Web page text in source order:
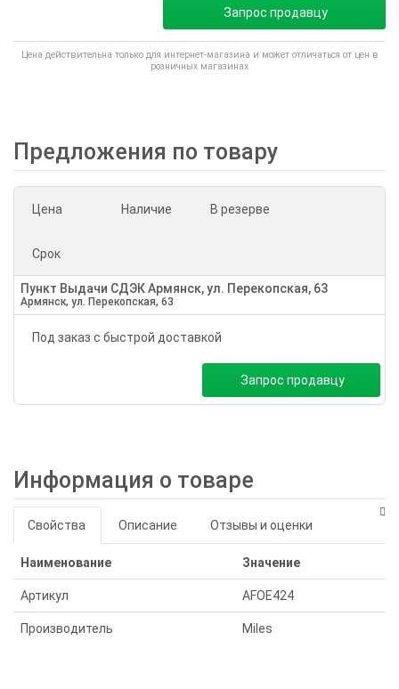
Запрос продавцу
Цена действительна только для интернет-магазина и может отличаться от цен в
розничных магазинах
Предложения по товару
Цена Наличие В резерве
Срок
Пункт Выдачи СДЭК Армянск, ул. Перекопская, 63
Армянск, ул. Перекопская, 63
Под заказ с быстрой доставкой
Запрос продавцу
Информация о товаре
Свойства Описание Отзывы и оценки
Наименование Значение
Артикул AFOE424
Производитель Miles